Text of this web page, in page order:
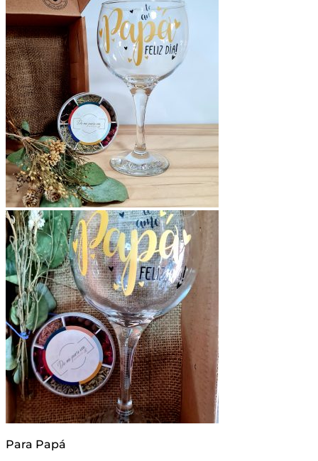
Para Papá